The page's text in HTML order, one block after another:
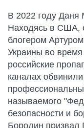
В 2022 году Даня
Находясь в США,
блогером
Украины во
российские
каналах
называемого
безопасности и
Бородин призвал